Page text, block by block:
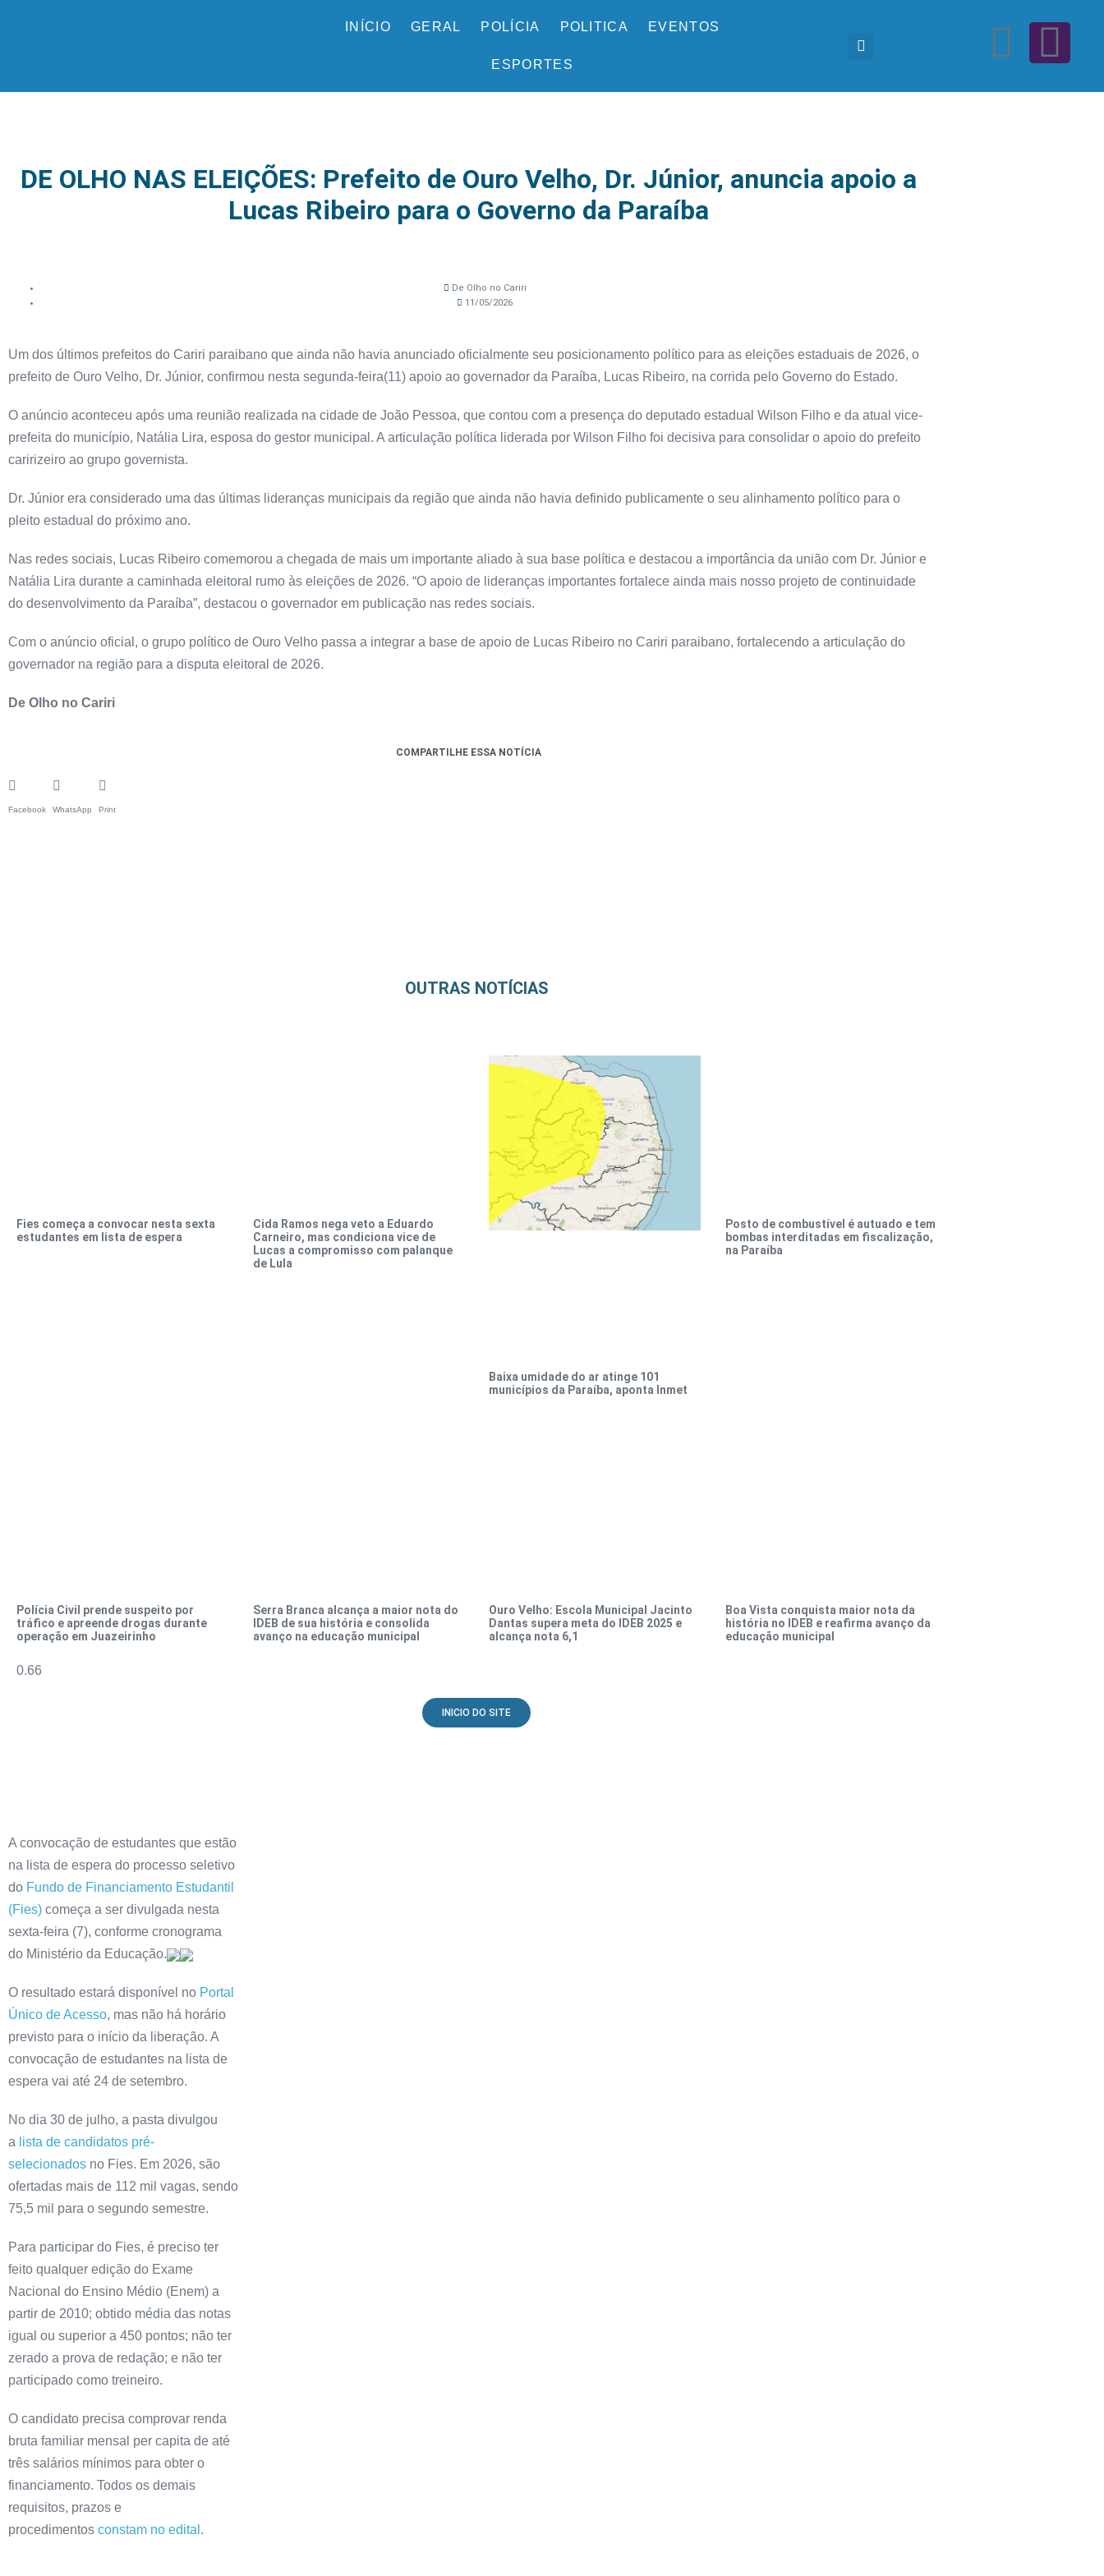
INÍCIO GERAL POLÍCIA POLITICA EVENTOS
ESPORTES
DE OLHO NAS ELEIÇÕES: Prefeito de Ouro Velho, Dr. Júnior, anuncia apoio a
Lucas Ribeiro para o Governo da Paraíba
De Olho no Cariri
11/05/2026
Um dos últimos prefeitos do Cariri paraibano que ainda não havia anunciado oficialmente seu posicionamento político para as eleições estaduais de 2026, o
prefeito de Ouro Velho, Dr. Júnior, confirmou nesta segunda-feira(11) apoio ao governador da Paraíba, Lucas Ribeiro, na corrida pelo Governo do Estado.
O anúncio aconteceu após uma reunião realizada na cidade de João Pessoa, que contou com a presença do deputado estadual Wilson Filho e da atual vice-
prefeita do município, Natália Lira, esposa do gestor municipal. A articulação política liderada por Wilson Filho foi decisiva para consolidar o apoio do prefeito
caririzeiro ao grupo governista.
Dr. Júnior era considerado uma das últimas lideranças municipais da região que ainda não havia definido publicamente o seu alinhamento político para o
pleito estadual do próximo ano.
Nas redes sociais, Lucas Ribeiro comemorou a chegada de mais um importante aliado à sua base política e destacou a importância da união com Dr. Júnior e
Natália Lira durante a caminhada eleitoral rumo às eleições de 2026. “O apoio de lideranças importantes fortalece ainda mais nosso projeto de continuidade
do desenvolvimento da Paraíba”, destacou o governador em publicação nas redes sociais.
Com o anúncio oficial, o grupo político de Ouro Velho passa a integrar a base de apoio de Lucas Ribeiro no Cariri paraibano, fortalecendo a articulação do
governador na região para a disputa eleitoral de 2026.
De Olho no Cariri
COMPARTILHE ESSA NOTÍCIA
Facebook WhatsApp Print
OUTRAS NOTÍCIAS
Fies começa a convocar nesta sexta
estudantes em lista de espera
Cida Ramos nega veto a Eduardo
Carneiro, mas condiciona vice de
Lucas a compromisso com palanque
de Lula
Baixa umidade do ar atinge 101
municípios da Paraíba, aponta Inmet
Posto de combustível é autuado e tem
bombas interditadas em fiscalização,
na Paraíba
Polícia Civil prende suspeito por
tráfico e apreende drogas durante
operação em Juazeirinho
Serra Branca alcança a maior nota do
IDEB de sua história e consolida
avanço na educação municipal
Ouro Velho: Escola Municipal Jacinto
Dantas supera meta do IDEB 2025 e
alcança nota 6,1
Boa Vista conquista maior nota da
história no IDEB e reafirma avanço da
educação municipal
INICIO DO SITE
A convocação de estudantes que estão
na lista de espera do processo seletivo
do Fundo de Financiamento Estudantil
(Fies) começa a ser divulgada nesta
sexta-feira (7), conforme cronograma
do Ministério da Educação.
O resultado estará disponível no Portal
Único de Acesso, mas não há horário
previsto para o início da liberação. A
convocação de estudantes na lista de
espera vai até 24 de setembro.
No dia 30 de julho, a pasta divulgou
a lista de candidatos pré-
selecionados no Fies. Em 2026, são
ofertadas mais de 112 mil vagas, sendo
75,5 mil para o segundo semestre.
Para participar do Fies, é preciso ter
feito qualquer edição do Exame
Nacional do Ensino Médio (Enem) a
partir de 2010; obtido média das notas
igual ou superior a 450 pontos; não ter
zerado a prova de redação; e não ter
participado como treineiro.
O candidato precisa comprovar renda
bruta familiar mensal per capita de até
três salários mínimos para obter o
financiamento. Todos os demais
requisitos, prazos e
procedimentos constam no edital .